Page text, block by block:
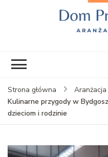
Strona główna
Kulinarne przygody w
dzieciom i rodzinie